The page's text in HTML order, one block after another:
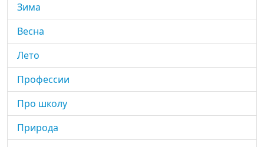
Зима
Весна
Лето
Профессии
Про школу
Природа